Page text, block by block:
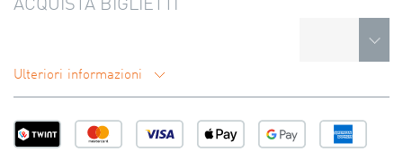
ACQUISTA BIGLIETTI
Ulteriori informazioni